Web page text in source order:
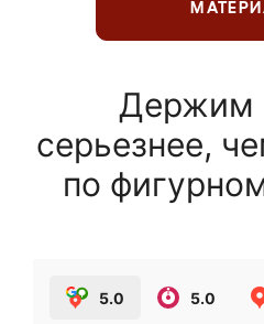
Держим
серьезнее,
по
5.0 5.0